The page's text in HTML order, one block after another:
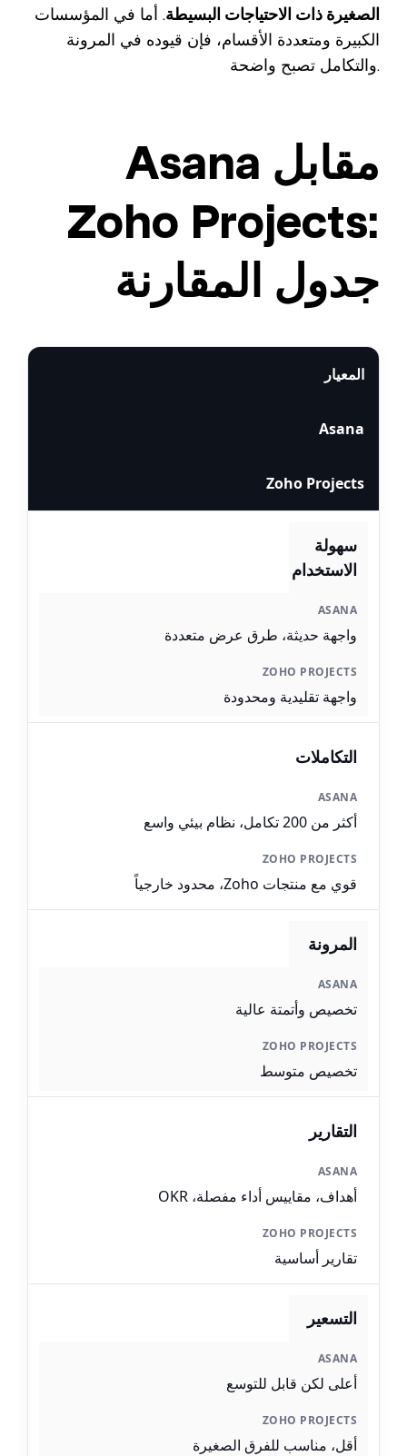
الصغيرة ذات الاحتياجات البسيطة. أما في المؤسسات
الكبيرة ومتعددة الأقسام، فإن قيوده في المرونة
والتكامل تصبح واضحة.
Asana مقابل
Zoho Projects:
جدول المقارنة
المعيار
Asana
Zoho Projects
سهولة
الاستخدام
واجهة حديثة، طرق عرض متعددة
واجهة تقليدية ومحدودة
التكاملات
أكثر من 200 تكامل، نظام بيئي واسع
قوي مع منتجات Zoho، محدود خارجياً
المرونة
تخصيص وأتمتة عالية
تخصيص متوسط
التقارير
أهداف، مقاييس أداء مفصلة، OKR
تقارير أساسية
التسعير
أعلى لكن قابل للتوسع
أقل، مناسب للفرق الصغيرة